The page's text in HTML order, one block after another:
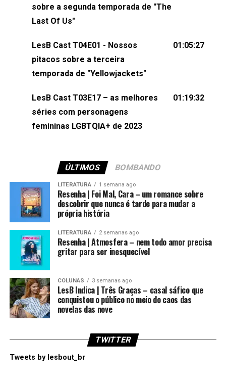
sociais:Twitter: ⁠⁠⁠⁠@lesbout_br⁠⁠⁠⁠ Instagram: ⁠⁠⁠⁠@lesbout_br⁠⁠⁠⁠
(⁠⁠⁠⁠⁠⁠@KarolenPassos⁠⁠⁠⁠⁠⁠)Participação de Bruna Fentanes
(⁠⁠⁠⁠@brunarfentanes⁠⁠⁠⁠) e Pollyelly FlorêncioEdição de
Naiady Machado
sobre a segunda temporada de "The
Last Of Us"
LesB Cast T04E01 - Nossos
pitacos sobre a terceira
temporada de "Yellowjackets"
01:05:27
LesB Cast T03E17 – as melhores
séries com personagens
femininas LGBTQIA+ de 2023
01:19:32
ÚLTIMOS BOMBANDO
LITERATURA 1 semana ago
Resenha | Foi Mal, Cara – um romance sobre
descobrir que nunca é tarde para mudar a
própria história
LITERATURA 2 semanas ago
Resenha | Atmosfera – nem todo amor precisa
gritar para ser inesquecível
COLUNAS 3 semanas ago
LesB Indica | Três Graças – casal sáfico que
conquistou o público no meio do caos das
novelas das nove
TWITTER
Tweets by lesbout_br